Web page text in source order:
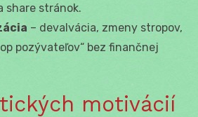
share stránok.
– devalvácia, zmeny stropov,
pozývateľov“ bez finančnej
motivácií